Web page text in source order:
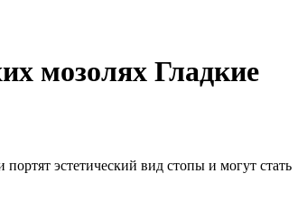
мозолях Гладкие
эстетический вид стопы и могут стать